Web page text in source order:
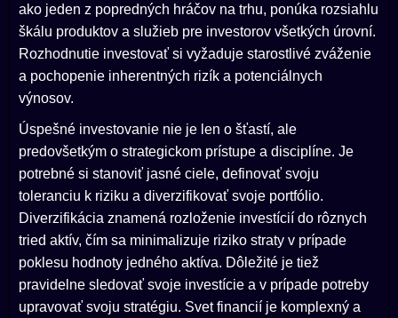
ako jeden z popredných hráčov na trhu, ponúka rozsiahlu
škálu produktov a služieb pre investorov všetkých úrovní.
Rozhodnutie investovať si vyžaduje starostlivé zváženie
a pochopenie inherentných rizík a potenciálnych
výnosov.
Úspešné investovanie nie je len o šťastí, ale
predovšetkým o strategickom prístupe a disciplíne. Je
potrebné si stanoviť jasné ciele, definovať svoju
toleranciu k riziku a diverzifikovať svoje portfólio.
Diverzifikácia znamená rozloženie investícií do rôznych
tried aktív, čím sa minimalizuje riziko straty v prípade
poklesu hodnoty jedného aktíva. Dôležité je tiež
pravidelne sledovať svoje investície a v prípade potreby
upravovať svoju stratégiu. Svet financií je komplexný a